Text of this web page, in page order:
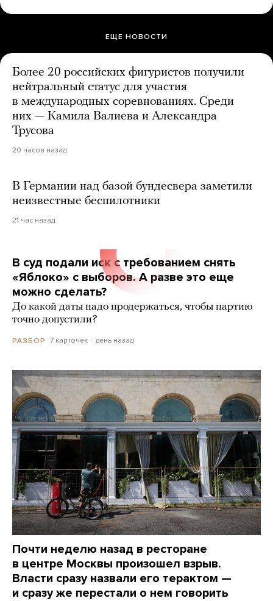
ЕЩЕ НОВОСТИ
Более 20 российских фигуристов получили
нейтральный статус для участия
в международных соревнованиях. Среди
них — Камила Валиева и Александра
Трусова
20 часов назад
В Германии над базой бундесвера заметили
неизвестные беспилотники
21 час назад
В суд подали иск с требованием снять
«Яблоко» с выборов. А разве это еще
можно сделать?
До какой даты надо продержаться, чтобы партию
точно допустили?
РАЗБОР 7 карточек день назад
Почти неделю назад в ресторане
в центре Москвы произошел взрыв.
Власти сразу назвали его терактом —
и сразу же перестали о нем говорить